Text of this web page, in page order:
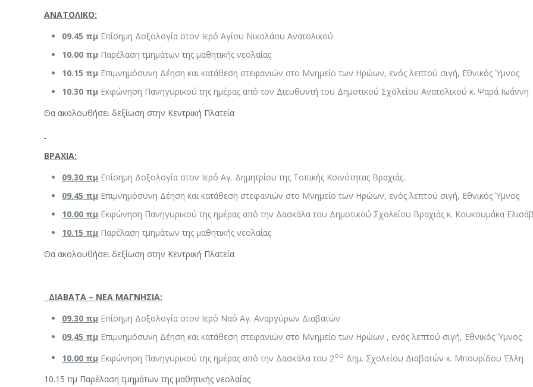
ΑΝΑΤΟΛΙΚΟ:
09.45 πμ Επίσημη Δοξολογία στον Ιερό Αγίου Νικολάου Ανατολικού
10.00 πμ Παρέλαση τμημάτων της μαθητικής νεολαίας
10.15 πμ Επιμνημόσυνη Δέηση και κατάθεση στεφανιών στο Μνημείο των Ηρώων, ενός λεπτού σιγή, Εθνικός Ύμνος
10.30 πμ Εκφώνηση Πανηγυρικού της ημέρας από τον Διευθυντή του Δημοτικού Σχολείου Ανατολικού κ. Ψαρά Ιωάννη
Θα ακολουθήσει δεξίωση στην Κεντρική Πλατεία
ΒΡΑΧΙΑ:
09.30 πμ Επίσημη Δοξολογία στον Ιερό Αγ. Δημητρίου της Τοπικής Κοινότητας Βραχιάς.
09.45 πμ Επιμνημόσυνη Δέηση και κατάθεση στεφανιών στο Μνημείο των Ηρώων, ενός λεπτού σιγή, Εθνικός Ύμνος
10.00 πμ Εκφώνηση Πανηγυρικού της ημέρας από την Δασκάλα του Δημοτικού Σχολείου Βραχιάς κ. Κουκουμάκα
10.15 πμ Παρέλαση τμημάτων της μαθητικής νεολαίας
Θα ακολουθήσει δεξίωση στην Κεντρική Πλατεία
ΔΙΑΒΑΤΑ – ΝΕΑ ΜΑΓΝΗΣΙΑ:
09.30 πμ Επίσημη Δοξολογία στον Ιερό Ναό Αγ. Αναργύρων Διαβατών
09.45 πμ Επιμνημόσυνη Δέηση και κατάθεση στεφανιών στο Μνημείο των Ηρώων , ενός λεπτού σιγή, Εθνικός Ύμνος
10.00 πμ Εκφώνηση Πανηγυρικού της ημέρας από την Δασκάλα του 2ου Δημ. Σχολείου Διαβατών κ. Μπουρίδου Έλλη
10.15 πμ Παρέλαση τμημάτων της μαθητικής νεολαίας